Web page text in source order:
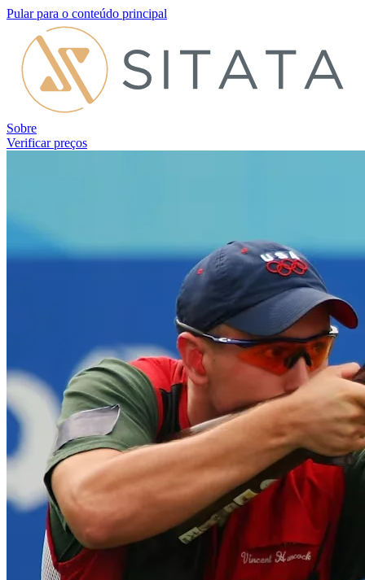
Pular para o conteúdo principal
Sobre
Verificar preços